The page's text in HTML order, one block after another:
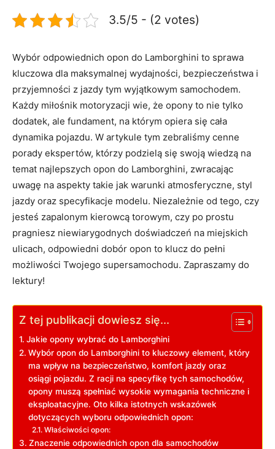
3.5/5 - (2 votes)
Wybór odpowiednich opon do Lamborghini to sprawa
kluczowa dla maksymalnej wydajności, bezpieczeństwa i
przyjemności z jazdy tym wyjątkowym samochodem.
Każdy miłośnik motoryzacji wie, że opony to nie tylko
dodatek, ale fundament, na którym opiera się cała
dynamika pojazdu. W artykule tym zebraliśmy cenne
porady ekspertów, którzy podzielą się swoją wiedzą na
temat najlepszych opon do Lamborghini, zwracając
uwagę na aspekty takie jak warunki atmosferyczne, styl
jazdy oraz specyfikacje modelu. Niezależnie od tego, czy
jesteś zapalonym kierowcą torowym, czy po prostu
pragniesz niewiarygodnych doświadczeń na miejskich
ulicach, odpowiedni dobór opon to klucz do pełni
możliwości Twojego supersamochodu. Zapraszamy do
lektury!
Z tej publikacji dowiesz się...
Jakie opony wybrać do Lamborghini
Wybór opon do Lamborghini to kluczowy element, który
ma wpływ na bezpieczeństwo, komfort jazdy oraz
osiągi pojazdu. Z racji na specyfikę tych samochodów,
opony muszą spełniać wysokie wymagania techniczne i
eksploatacyjne. Oto kilka istotnych wskazówek
dotyczących wyboru odpowiednich opon:
Właściwości opon:
Znaczenie odpowiednich opon dla samochodów